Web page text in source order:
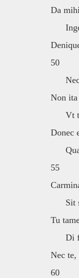
Da
50
Nec
Non ita
Vt
Donec
55
Sit
Tu
Di
Nec te,
60